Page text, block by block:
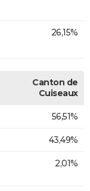
26,15%
Canton de
Cuiseaux
56,51%
43,49%
2,01%